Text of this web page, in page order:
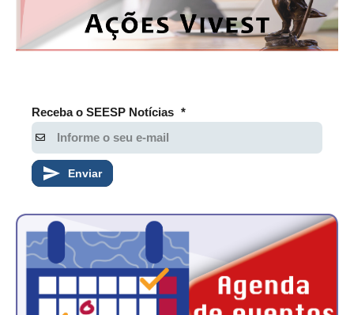
Receba o SEESP Notícias *
Enviar